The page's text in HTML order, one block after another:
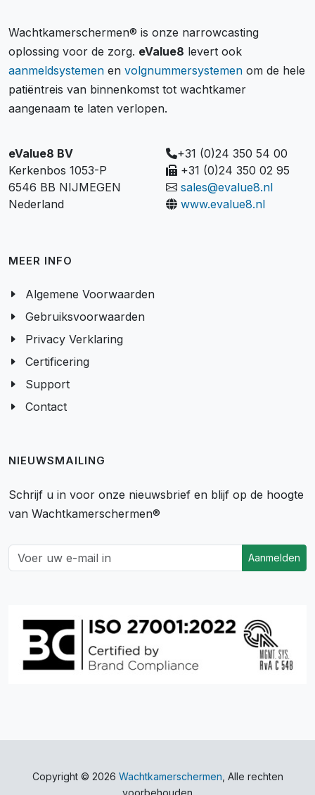
Wachtkamerschermen® is onze narrowcasting
oplossing voor de zorg. eValue8 levert ook
aanmeldsystemen en volgnummersystemen om de hele
patiëntreis van binnenkomst tot wachtkamer
aangenaam te laten verlopen.
eValue8 BV
Kerkenbos 1053-P
6546 BB NIJMEGEN
Nederland
+31 (0)24 350 54 00
+31 (0)24 350 02 95
sales@evalue8.nl
www.evalue8.nl
MEER INFO
Algemene Voorwaarden
Gebruiksvoorwaarden
Privacy Verklaring
Certificering
Support
Contact
NIEUWSMAILING
Schrijf u in voor onze nieuwsbrief en blijf op de hoogte
van Wachtkamerschermen®
Aanmelden
Copyright © 2026 Wachtkamerschermen , Alle rechten
voorbehouden